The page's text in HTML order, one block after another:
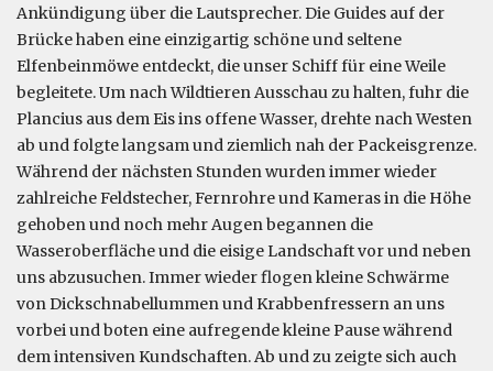
Ankündigung über die Lautsprecher. Die Guides auf der
Brücke haben eine einzigartig schöne und seltene
Elfenbeinmöwe entdeckt, die unser Schiff für eine Weile
begleitete. Um nach Wildtieren Ausschau zu halten, fuhr die
Plancius aus dem Eis ins offene Wasser, drehte nach Westen
ab und folgte langsam und ziemlich nah der Packeisgrenze.
Während der nächsten Stunden wurden immer wieder
zahlreiche Feldstecher, Fernrohre und Kameras in die Höhe
gehoben und noch mehr Augen begannen die
Wasseroberfläche und die eisige Landschaft vor und neben
uns abzusuchen. Immer wieder flogen kleine Schwärme
von Dickschnabellummen und Krabbenfressern an uns
vorbei und boten eine aufregende kleine Pause während
dem intensiven Kundschaften. Ab und zu zeigte sich auch